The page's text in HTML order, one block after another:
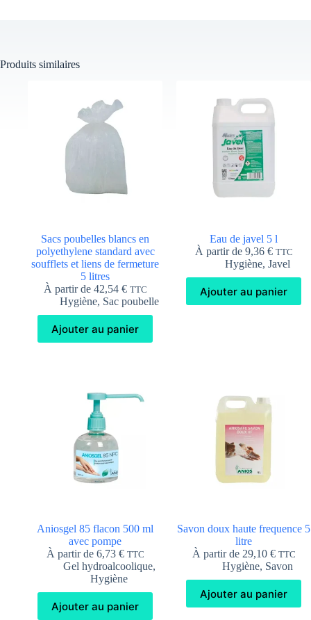
Produits similaires
Sacs poubelles blancs en
polyethylene standard avec
soufflets et liens de fermeture
5 litres
À partir de 42,54 € TTC
Hygiène, Sac poubelle
Ajouter au panier
Eau de javel 5 l
À partir de 9,36 € TTC
Hygiène, Javel
Ajouter au panier
Aniosgel 85 flacon 500 ml
avec pompe
À partir de 6,73 € TTC
Gel hydroalcoolique,
Hygiène
Ajouter au panier
Savon doux haute frequence 5
litre
À partir de 29,10 € TTC
Hygiène, Savon
Ajouter au panier